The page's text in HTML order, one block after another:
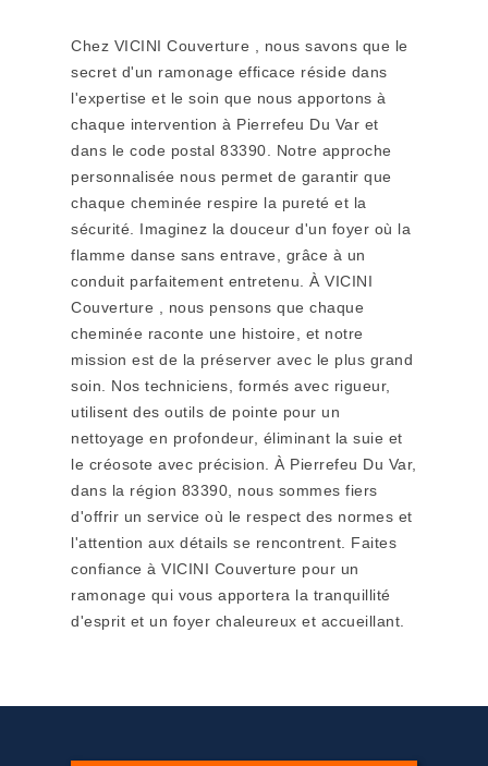
Chez VICINI Couverture , nous savons que le
secret d'un ramonage efficace réside dans
l'expertise et le soin que nous apportons à
chaque intervention à Pierrefeu Du Var et
dans le code postal 83390. Notre approche
personnalisée nous permet de garantir que
chaque cheminée respire la pureté et la
sécurité. Imaginez la douceur d'un foyer où la
flamme danse sans entrave, grâce à un
conduit parfaitement entretenu. À VICINI
Couverture , nous pensons que chaque
cheminée raconte une histoire, et notre
mission est de la préserver avec le plus grand
soin. Nos techniciens, formés avec rigueur,
utilisent des outils de pointe pour un
nettoyage en profondeur, éliminant la suie et
le créosote avec précision. À Pierrefeu Du Var,
dans la région 83390, nous sommes fiers
d'offrir un service où le respect des normes et
l'attention aux détails se rencontrent. Faites
confiance à VICINI Couverture pour un
ramonage qui vous apportera la tranquillité
d'esprit et un foyer chaleureux et accueillant.